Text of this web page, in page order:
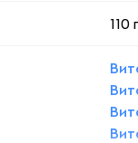
110 г